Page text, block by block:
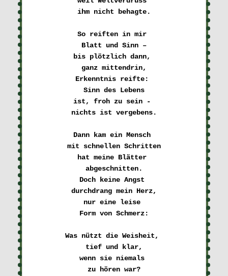
ihm nicht behagte.
So reiften in mir
Blatt und Sinn –
bis plötzlich dann,
ganz mittendrin,
Erkenntnis reifte:
Sinn des Lebens
ist, froh zu sein -
nichts ist vergebens.
Dann kam ein Mensch
mit schnellen Schritten
hat meine Blätter
abgeschnitten.
Doch keine Angst
durchdrang mein Herz,
nur eine leise
Form von Schmerz:
Was nützt die Weisheit,
tief und klar,
wenn sie niemals
zu hören war?